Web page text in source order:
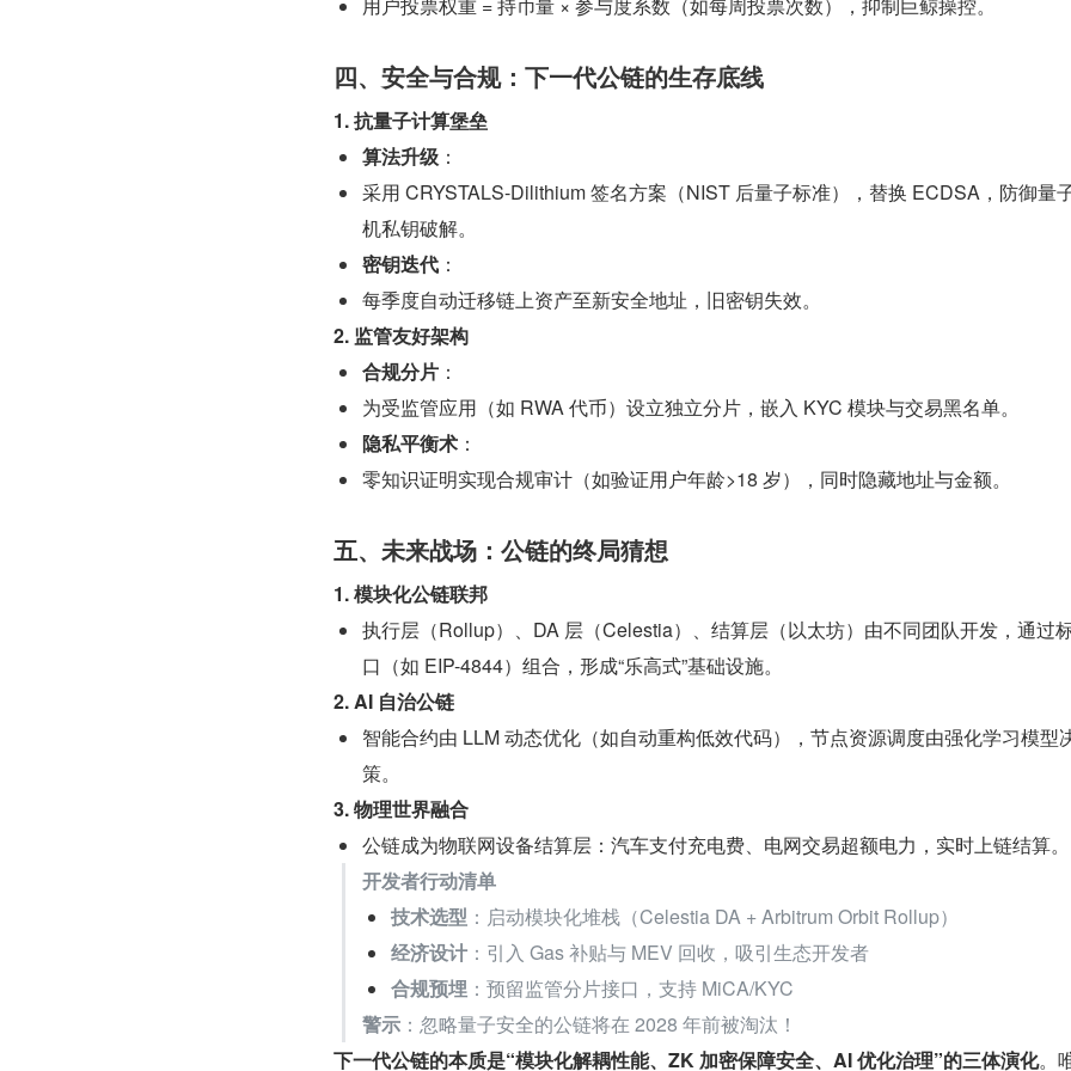
用户投票权重 = 持币量 × 参与度系数（如每周投票次数），抑制巨鲸操控。
四、安全与合规：下一代公链的生存底线
1. 抗量子计算堡垒
算法升级 ：
采用 CRYSTALS-Dilithium 签名方案（NIST 后量子标准），替换 ECDSA，防御量
机私钥破解。
密钥迭代 ：
每季度自动迁移链上资产至新安全地址，旧密钥失效。
2. 监管友好架构
合规分片 ：
为受监管应用（如 RWA 代币）设立独立分片，嵌入 KYC 模块与交易黑名单。
隐私平衡术 ：
零知识证明实现合规审计（如验证用户年龄>18 岁），同时隐藏地址与金额。
五、未来战场：公链的终局猜想
1. 模块化公链联邦
执行层（Rollup）、DA 层（Celestia）、结算层（以太坊）由不同团队开发，通过
口（如 EIP-4844）组合，形成“乐高式”基础设施。
2. AI 自治公链
智能合约由 LLM 动态优化（如自动重构低效代码），节点资源调度由强化学习模型
策。
3. 物理世界融合
公链成为物联网设备结算层：汽车支付充电费、电网交易超额电力，实时上链结算。
开发者行动清单
技术选型 ：启动模块化堆栈（Celestia DA + Arbitrum Orbit Rollup）
经济设计 ：引入 Gas 补贴与 MEV 回收，吸引生态开发者
合规预埋 ：预留监管分片接口，支持 MiCA/KYC
警示 ：忽略量子安全的公链将在 2028 年前被淘汰！
下一代公链的本质是“模块化解耦性能、ZK 加密保障安全、AI 优化治理”的三体演化。